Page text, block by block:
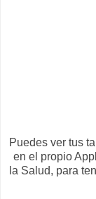
Puedes ver tus
en el propio
la Salud, para